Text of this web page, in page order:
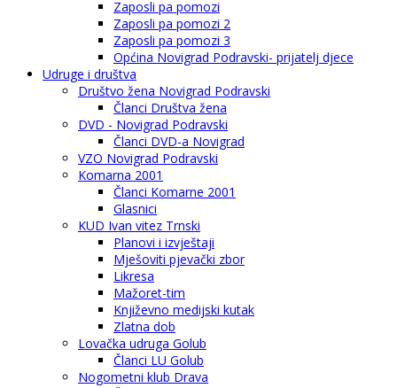
Zaposli pa pomozi
Zaposli pa pomozi 2
Zaposli pa pomozi 3
Općina Novigrad Podravski- prijatelj djece
Udruge i društva
Društvo žena Novigrad Podravski
Članci Društva žena
DVD - Novigrad Podravski
Članci DVD-a Novigrad
VZO Novigrad Podravski
Komarna 2001
Članci Komarne 2001
Glasnici
KUD Ivan vitez Trnski
Planovi i izvještaji
Mješoviti pjevački zbor
Likresa
Mažoret-tim
Književno medijski kutak
Zlatna dob
Lovačka udruga Golub
Članci LU Golub
Nogometni klub Drava